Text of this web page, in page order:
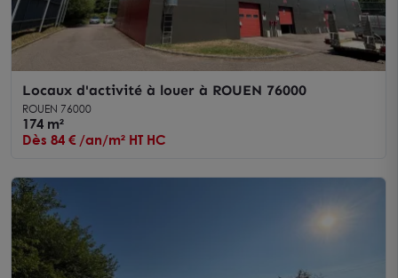
Locaux d'activité à louer à ROUEN 76000
ROUEN 76000
174 m²
Dès 84 € /an/m² HT HC